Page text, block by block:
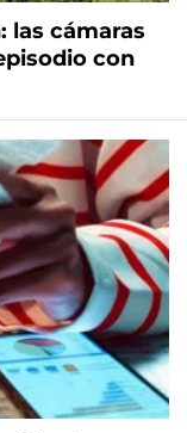
las cámaras
con